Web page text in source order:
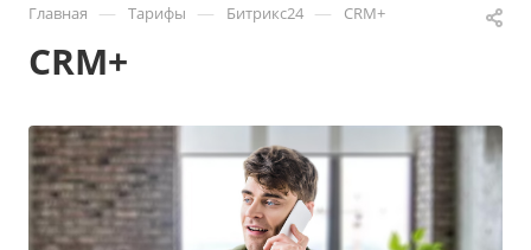
Главная — Тарифы — Битрикс24 — CRM+
CRM+